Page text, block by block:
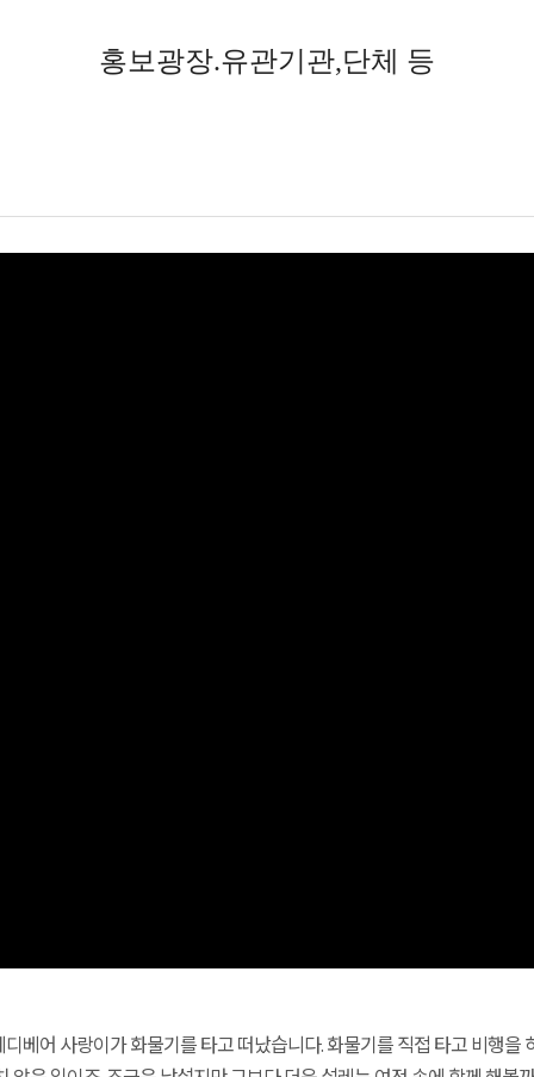
홍보광장.유관기관,단체 등
베어 사랑이가 화물기를 타고 떠났습니다. 화물기를 직접 타고 비행을